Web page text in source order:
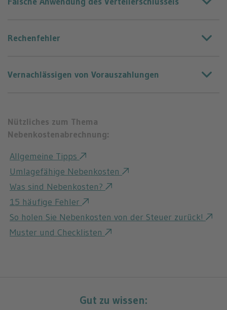
Rechenfehler
Vernachlässigen von Vorauszahlungen
Nützliches zum Thema
Nebenkostenabrechnung:
Allgemeine Tipps
Umlagefähige Nebenkosten
Was sind Nebenkosten?
15 häufige Fehler
So holen Sie Nebenkosten von der Steuer zurück!
Muster und Checklisten
Gut zu wissen: